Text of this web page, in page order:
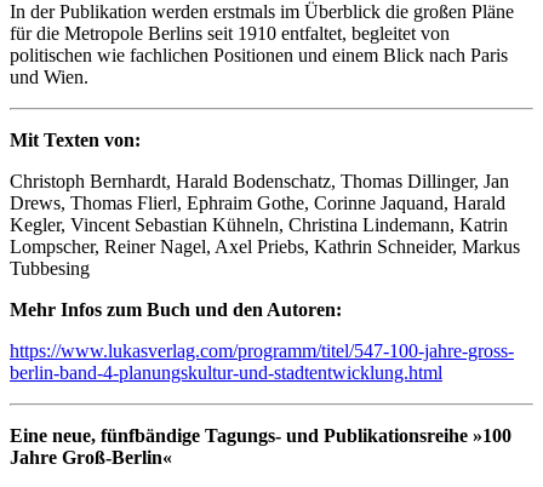
In der Publikation werden erstmals im Überblick die großen Pläne
für die Metropole Berlins seit 1910 entfaltet, begleitet von
politischen wie fachlichen Positionen und einem Blick nach Paris
und Wien.
Mit Texten von:
Christoph Bernhardt, Harald Bodenschatz, Thomas Dillinger, Jan
Drews, Thomas Flierl, Ephraim Gothe, Corinne Jaquand, Harald
Kegler, Vincent Sebastian Kühneln, Christina Lindemann, Katrin
Lompscher, Reiner Nagel, Axel Priebs, Kathrin Schneider, Markus
Tubbesing
Mehr Infos zum Buch und den Autoren:
https://www.lukasverlag.com/programm/titel/547-100-jahre-gross-
berlin-band-4-planungskultur-und-stadtentwicklung.html
Eine neue, fünfbändige Tagungs- und Publikationsreihe »100
Jahre Groß-Berlin«